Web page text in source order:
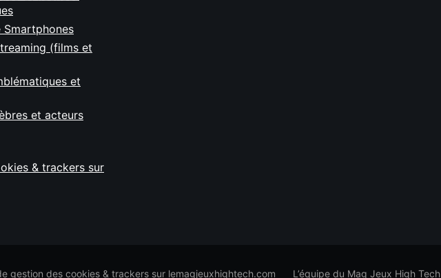
Smartphones
(films et
et
et acteurs
& trackers sur
gestion des cookies & trackers sur lemagjeuxhightech.com L’équipe du Mag Jeux High Tech